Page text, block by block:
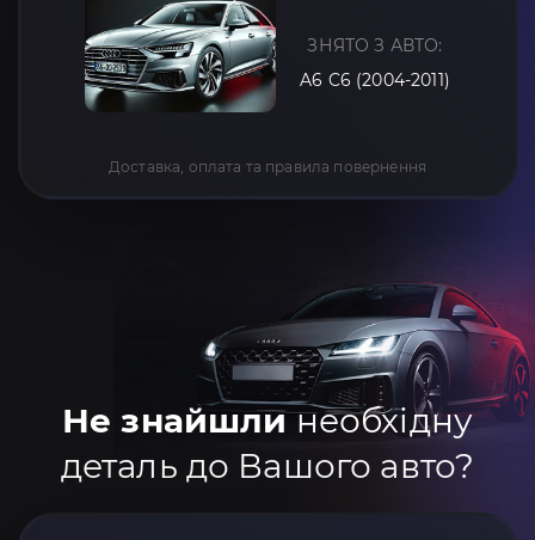
ЗНЯТО З АВТО:
A6 C6 (2004-2011)
Доставка, оплата та правила повернення
Не знайшлинеобхідну
деталь до Вашого авто?